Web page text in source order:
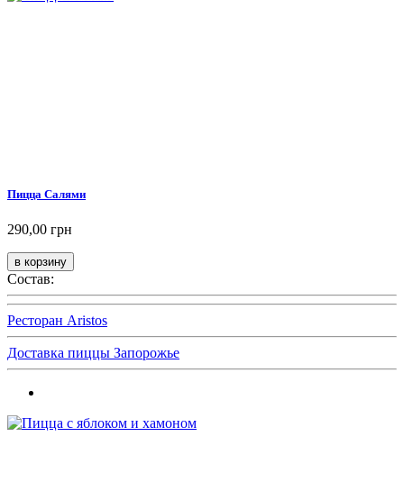
Пицца Салями
290,00 грн
Состав:
Ресторан Aristos
Доставка пиццы Запорожье